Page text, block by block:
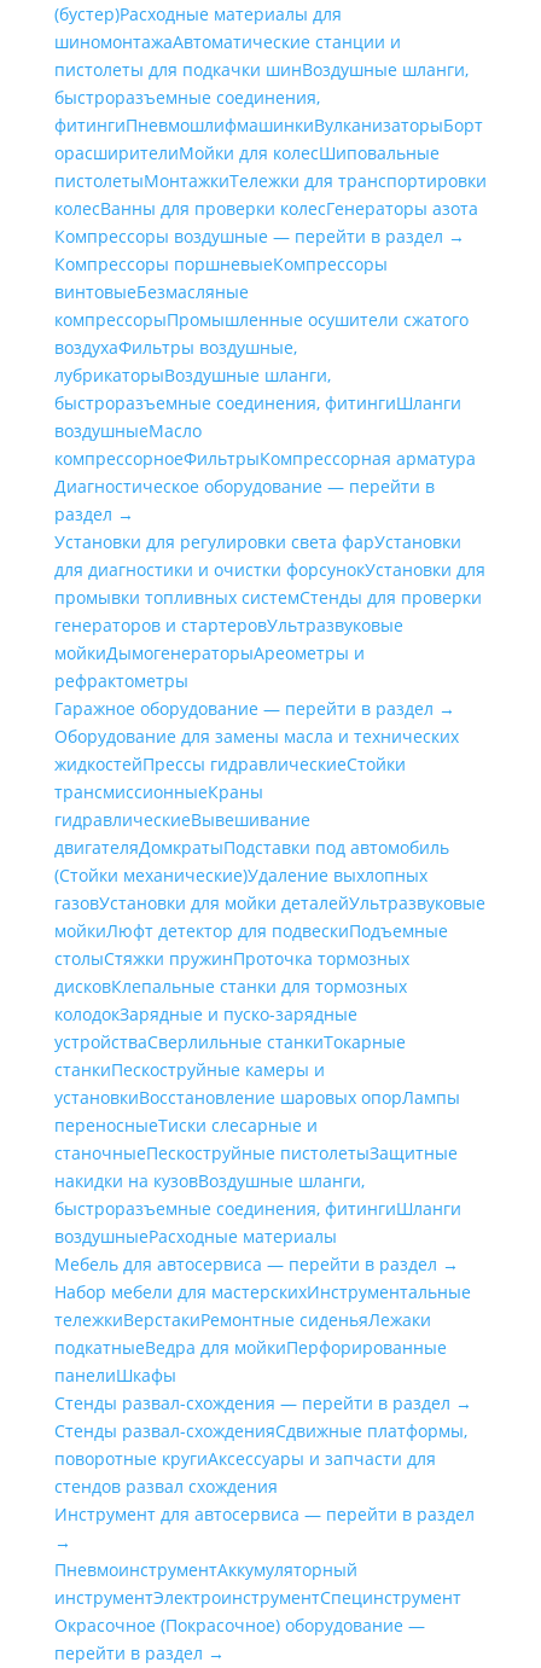
(бустер)Расходные материалы для
шиномонтажаАвтоматические станции и
пистолеты для подкачки шинВоздушные шланги,
быстроразъемные соединения,
фитингиПневмошлифмашинкиВулканизаторыБорт
орасширителиМойки для колесШиповальные
пистолетыМонтажкиТележки для транспортировки
колесВанны для проверки колесГенераторы азота
Компрессоры воздушные — перейти в раздел →
Компрессоры поршневыеКомпрессоры
винтовыеБезмасляные
компрессорыПромышленные осушители сжатого
воздухаФильтры воздушные,
лубрикаторыВоздушные шланги,
быстроразъемные соединения, фитингиШланги
воздушныеМасло
компрессорноеФильтрыКомпрессорная арматура
Диагностическое оборудование — перейти в
раздел →
Установки для регулировки света фарУстановки
для диагностики и очистки форсунокУстановки для
промывки топливных системСтенды для проверки
генераторов и стартеровУльтразвуковые
мойкиДымогенераторыАреометры и
рефрактометры
Гаражное оборудование — перейти в раздел →
Оборудование для замены масла и технических
жидкостейПрессы гидравлическиеСтойки
трансмиссионныеКраны
гидравлическиеВывешивание
двигателяДомкратыПодставки под автомобиль
(Стойки механические)Удаление выхлопных
газовУстановки для мойки деталейУльтразвуковые
мойкиЛюфт детектор для подвескиПодъемные
столыСтяжки пружинПроточка тормозных
дисковКлепальные станки для тормозных
колодокЗарядные и пуско-зарядные
устройстваСверлильные станкиТокарные
станкиПескоструйные камеры и
установкиВосстановление шаровых опорЛампы
переносныеТиски слесарные и
станочныеПескоструйные пистолетыЗащитные
накидки на кузовВоздушные шланги,
быстроразъемные соединения, фитингиШланги
воздушныеРасходные материалы
Мебель для автосервиса — перейти в раздел →
Набор мебели для мастерскихИнструментальные
тележкиВерстакиРемонтные сиденьяЛежаки
подкатныеВедра для мойкиПерфорированные
панелиШкафы
Стенды развал-схождения — перейти в раздел →
Стенды развал-схожденияСдвижные платформы,
поворотные кругиАксессуары и запчасти для
стендов развал схождения
Инструмент для автосервиса — перейти в раздел
→
ПневмоинструментАккумуляторный
инструментЭлектроинструментСпецинструмент
Окрасочное (Покрасочное) оборудование —
перейти в раздел →